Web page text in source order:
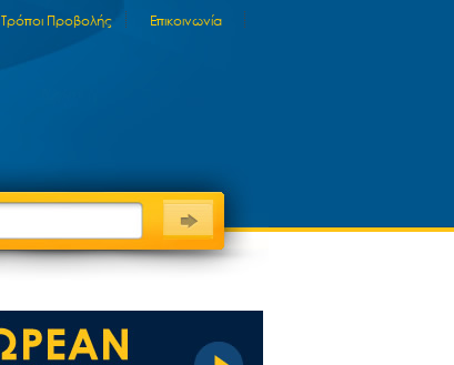
Τρόποι Προβολής Επικοινωνία